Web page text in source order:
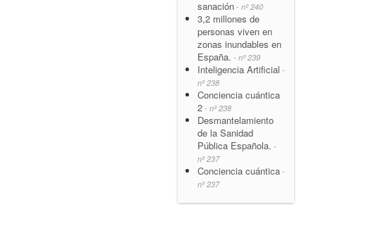
sanación - nº 240
3,2 millones de
personas viven en
zonas inundables en
España. - nº 239
Inteligencia Artificial -
nº 238
Conciencia cuántica
2 - nº 238
Desmantelamiento
de la Sanidad
Pública Española. -
nº 237
Conciencia cuántica -
nº 237